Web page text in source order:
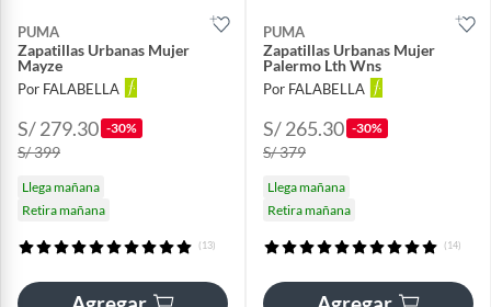
PUMA
Zapatillas Urbanas Mujer
Mayze
Por FALABELLA
S/ 279.30 -30%
S/ 399
Llega mañana
Retira mañana
(13)
PUMA
Zapatillas Urbanas Mujer
Palermo Lth Wns
Por FALABELLA
S/ 265.30 -30%
S/ 379
Llega mañana
Retira mañana
(14)